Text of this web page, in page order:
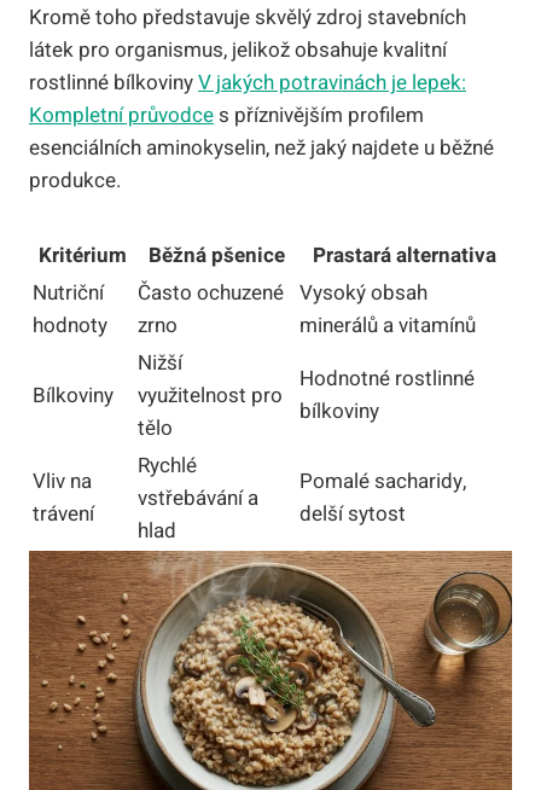
Kromě toho představuje skvělý zdroj stavebních
látek pro organismus, jelikož obsahuje kvalitní
rostlinné bílkovinyV jakých potravinách je lepek:
Kompletní průvodces příznivějším profilem
esenciálních aminokyselin, než jaký najdete u běžné
produkce.
Kritérium Běžná pšenice
Prastará alternativa
Nutriční
hodnoty
Často ochuzené
zrno
Vysoký obsah
minerálů a vitamínů
Bílkoviny
Nižší
využitelnost pro
tělo
Hodnotné rostlinné
bílkoviny
Vliv na
trávení
Rychlé
vstřebávání a
hlad
Pomalé sacharidy,
delší sytost